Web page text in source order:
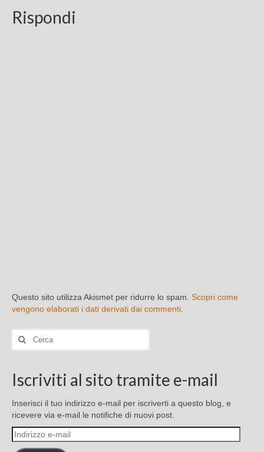
Rispondi
Questo sito utilizza Akismet per ridurre lo spam. Scopri come
vengono elaborati i dati derivati dai commenti
Cerca:
Iscriviti al sito tramite e-mail
Inserisci il tuo indirizzo e-mail per iscriverti a questo blog, e
ricevere via e-mail le notifiche di nuovi post.
Indirizzo
e-